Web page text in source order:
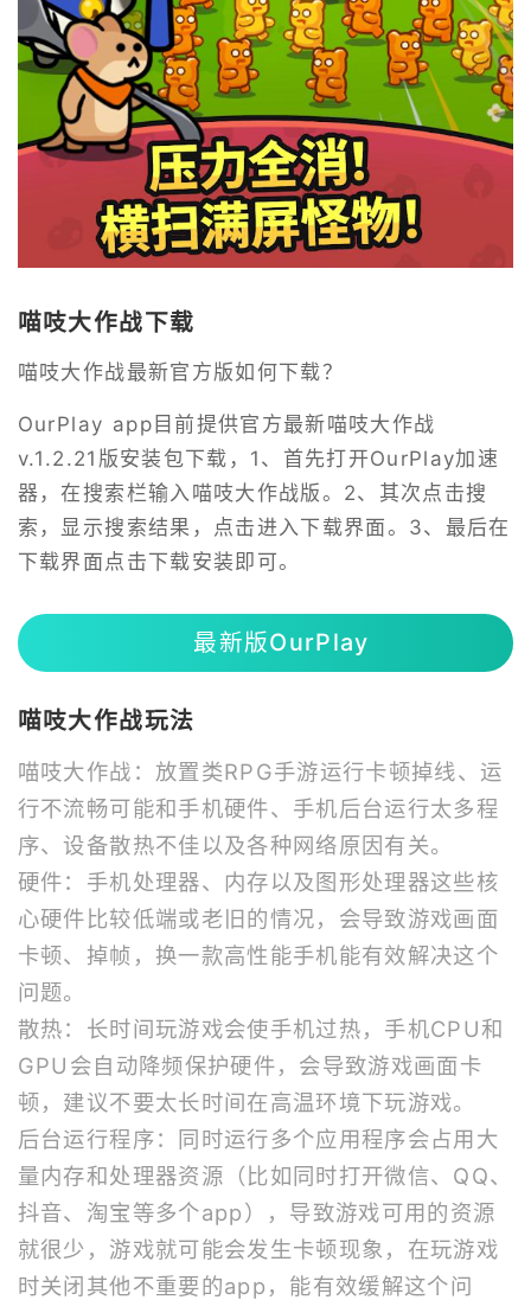
喵吱大作战下载
喵吱大作战最新官方版如何下载？
OurPlay app目前提供官方最新喵吱大作战
v.1.2.21版安装包下载，1、首先打开OurPlay加速
器，在搜索栏输入喵吱大作战版。2、其次点击搜
索，显示搜索结果，点击进入下载界面。3、最后在
下载界面点击下载安装即可。
最新版OurPlay
喵吱大作战玩法
喵吱大作战：放置类RPG手游运行卡顿掉线、运
行不流畅可能和手机硬件、手机后台运行太多程
序、设备散热不佳以及各种网络原因有关。
硬件：手机处理器、内存以及图形处理器这些核
心硬件比较低端或老旧的情况，会导致游戏画面
卡顿、掉帧，换一款高性能手机能有效解决这个
问题。
散热：长时间玩游戏会使手机过热，手机CPU和
GPU会自动降频保护硬件，会导致游戏画面卡
顿，建议不要太长时间在高温环境下玩游戏。
后台运行程序：同时运行多个应用程序会占用大
量内存和处理器资源（比如同时打开微信、QQ、
抖音、淘宝等多个app），导致游戏可用的资源
就很少，游戏就可能会发生卡顿现象，在玩游戏
时关闭其他不重要的app，能有效缓解这个问